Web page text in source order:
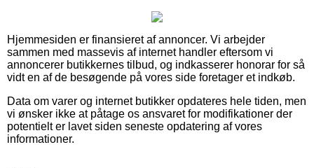
Hjemmesiden er finansieret af annoncer. Vi arbejder
sammen med massevis af internet handler eftersom vi
annoncerer butikkernes tilbud, og indkasserer honorar for så
vidt en af de besøgende på vores side foretager et indkøb.
Data om varer og internet butikker opdateres hele tiden, men
vi ønsker ikke at påtage os ansvaret for modifikationer der
potentielt er lavet siden seneste opdatering af vores
informationer.